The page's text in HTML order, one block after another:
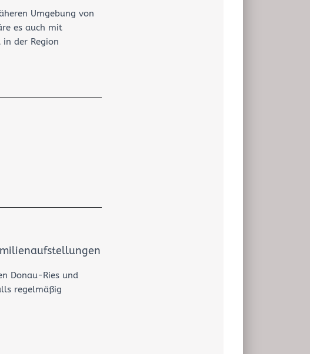
Umgebung von
es auch mit
der Region
Donau-Ries und
regelmäßig